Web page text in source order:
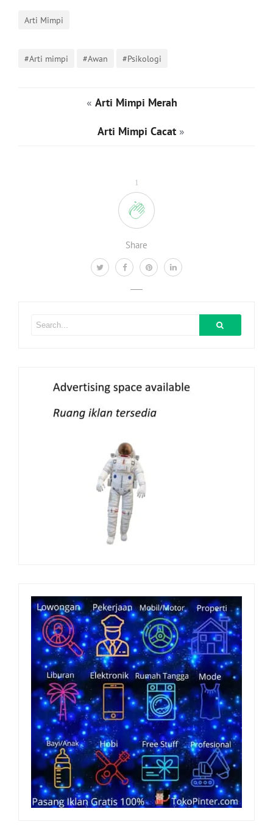
1
Share
Arti Mimpi
#Arti mimpi #Awan #Psikologi
« Arti Mimpi Merah
Arti Mimpi Cacat »